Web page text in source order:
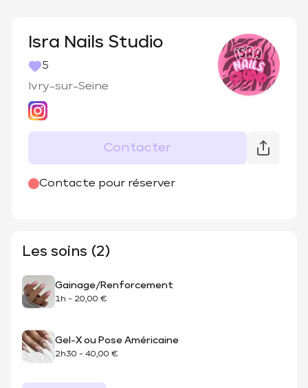
Isra Nails Studio
5
Ivry-sur-Seine
Contacter
Contacte pour réserver
@isranailstudio
Les soins (2)
Gainage/Renforcement
1h - 20,00 €
Gel-X ou Pose Américaine
2h30 - 40,00 €